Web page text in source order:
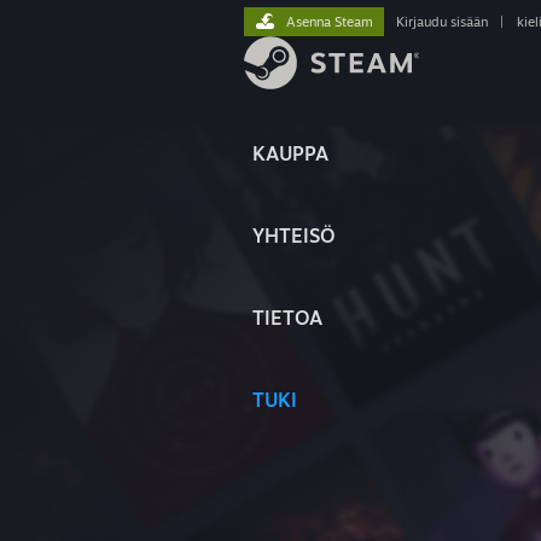
KAUPPA
YHTEISÖ
TIETOA
TUKI
Asenna Steam Kirjaudu sisään kieli